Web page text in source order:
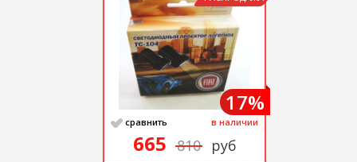
сравнить в наличии
665 810 руб
17%